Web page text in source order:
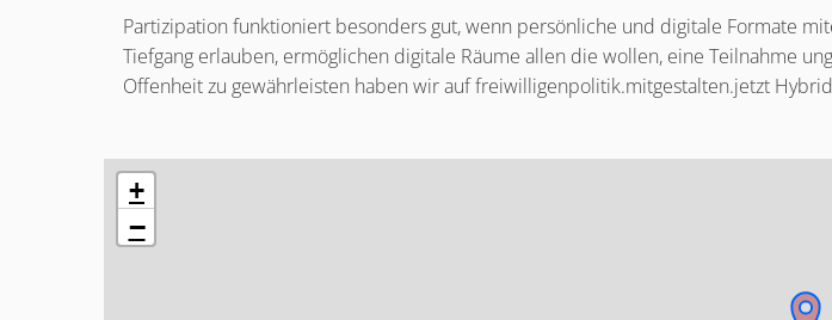
Partizipation funktioniert besonders gut, wenn persönliche und digitale Formate
Tiefgang erlauben, ermöglichen digitale Räume allen die wollen, eine Teilnahme
Offenheit zu gewährleisten haben wir auf freiwilligenpolitik.mitgestalten.jetzt
Das folgende Element ist eine Karte, die die Elemente auf dieser Seite als
+
−